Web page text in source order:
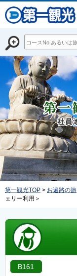
第一観光TOP > お遍路の旅
ェリー利用＞
B161